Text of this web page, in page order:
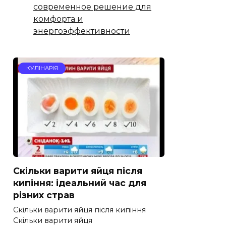
современное решение для
комфорта и
энергоэффективности
КУЛІНАРІЯ
Скільки варити яйця після
кипіння: ідеальний час для
різних страв
Скільки варити яйця після кипіння
Скільки варити яйця